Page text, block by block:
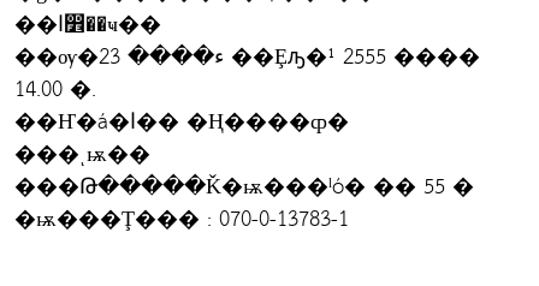
��ا෾��ҹ��
��ѹ�ء���� 23 ��Ȩԡ�¹ 2555 ����
14.00 �.
��Ҥ�á�ا�� �Ң����ȹ�
���ͺѭ��
���Թ�����Ǩ�ѭ���ˡó� �� 55 �
�ѭ���Ţ��� : 070-0-13783-1